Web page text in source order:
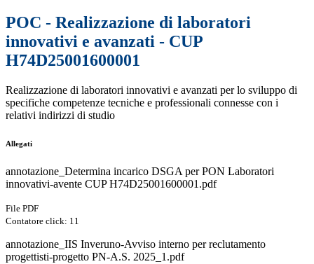
POC - Realizzazione di laboratori
innovativi e avanzati - CUP
H74D25001600001
Realizzazione di laboratori innovativi e avanzati per lo sviluppo di
specifiche competenze tecniche e professionali connesse con i
relativi indirizzi di studio
Allegati
annotazione_Determina incarico DSGA per PON Laboratori
innovativi-avente CUP H74D25001600001.pdf
File PDF
Contatore click: 11
annotazione_IIS Inveruno-Avviso interno per reclutamento
progettisti-progetto PN-A.S. 2025_1.pdf